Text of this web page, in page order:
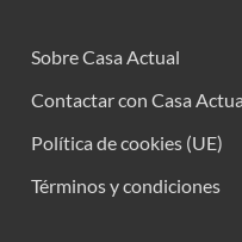
Sobre Casa Actual
Contactar con Casa
Política de cookies (UE)
Términos y condiciones